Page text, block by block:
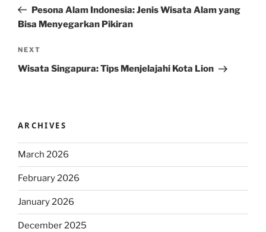
PostPesona Alam Indonesia: Jenis Wisata Alam yang
Bisa Menyegarkan Pikiran
Next
Post
NEXT
Wisata Singapura: Tips Menjelajahi Kota Lion
ARCHIVES
March 2026
February 2026
January 2026
December 2025